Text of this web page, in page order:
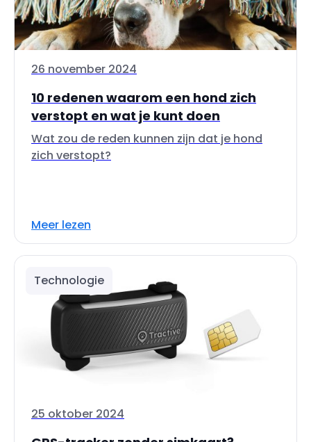
26 november 2024
10 redenen waarom een hond zich
verstopt en wat je kunt doen
Wat zou de reden kunnen zijn dat je hond
zich verstopt?
Meer lezen
Technologie
25 oktober 2024